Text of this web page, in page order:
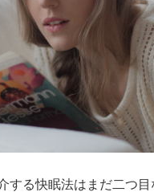
する快眠法はまだ二つ目